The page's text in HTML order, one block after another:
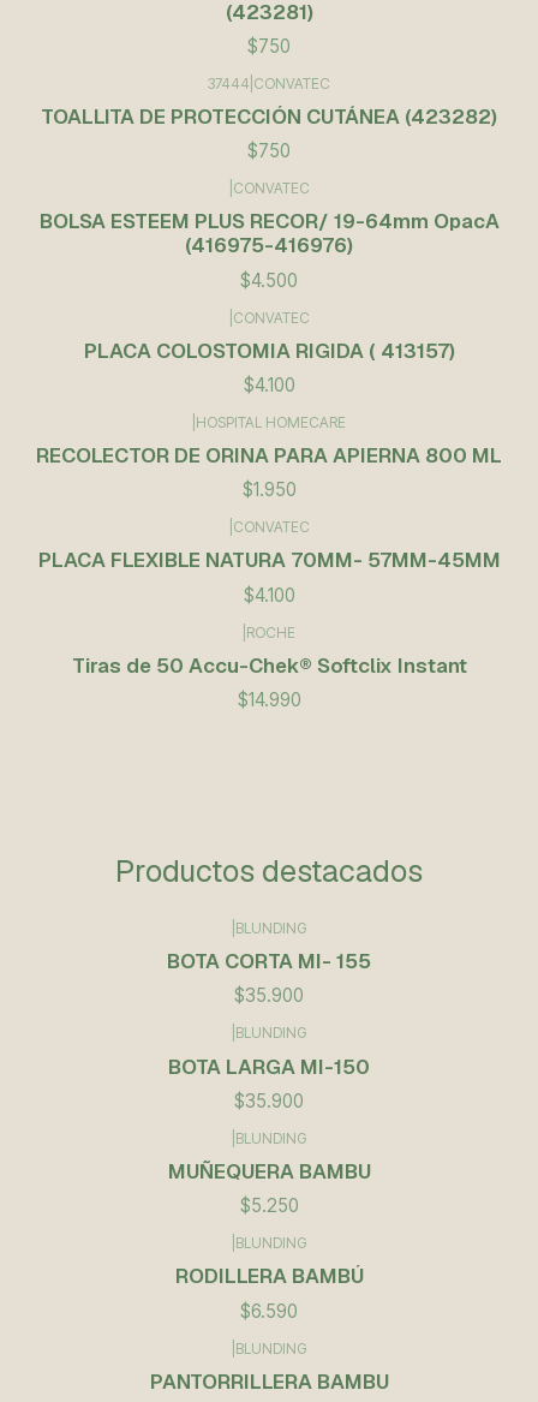
(423281)
$750
37444 CONVATEC
TOALLITA DE PROTECCIÓN CUTÁNEA (423282)
$750
CONVATEC
BOLSA ESTEEM PLUS RECOR/ 19-64mm OpacA
(416975-416976)
$4.500
CONVATEC
PLACA COLOSTOMIA RIGIDA ( 413157)
$4.100
HOSPITAL HOMECARE
RECOLECTOR DE ORINA PARA APIERNA 800 ML
$1.950
CONVATEC
PLACA FLEXIBLE NATURA 70MM- 57MM-45MM
$4.100
ROCHE
Tiras de 50 Accu-Chek® Softclix Instant
$14.990
Productos destacados
BLUNDING
BOTA CORTA MI- 155
$35.900
BLUNDING
BOTA LARGA MI-150
$35.900
BLUNDING
MUÑEQUERA BAMBU
$5.250
BLUNDING
RODILLERA BAMBÚ
$6.590
BLUNDING
PANTORRILLERA BAMBU